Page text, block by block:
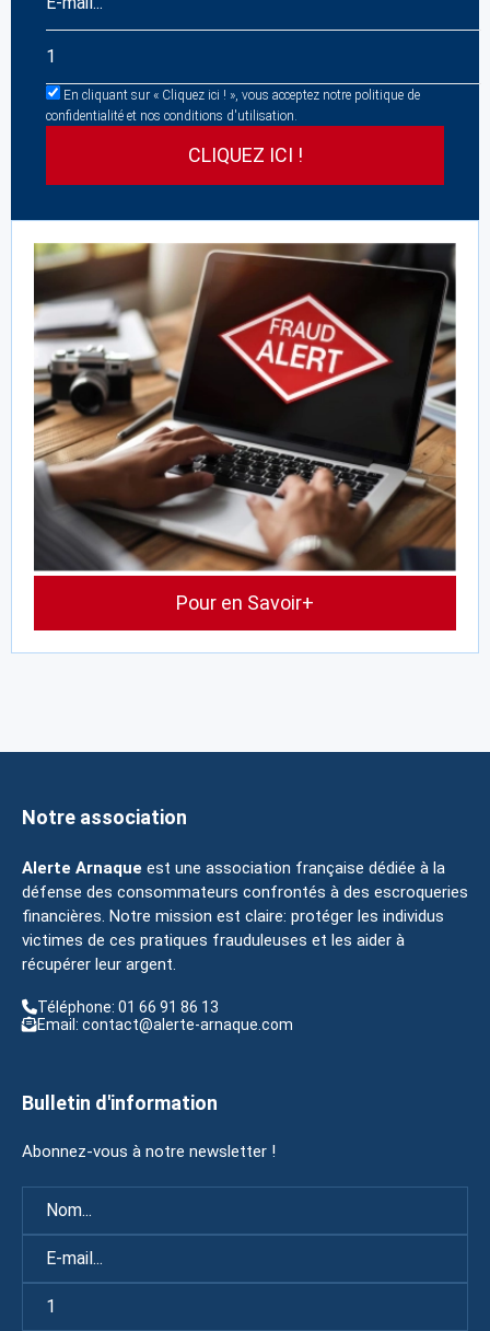
En cliquant sur « Cliquez ici ! », vous acceptez notre politique de
confidentialité et nos conditions d'utilisation.
Pour en Savoir+
Notre association
Alerte Arnaque est une association française dédiée à la
défense des consommateurs confrontés à des escroqueries
financières. Notre mission est claire: protéger les individus
victimes de ces pratiques frauduleuses et les aider à
récupérer leur argent.
Téléphone: 01 66 91 86 13
Email: contact@alerte-arnaque.com
Bulletin d'information
Abonnez-vous à notre newsletter !